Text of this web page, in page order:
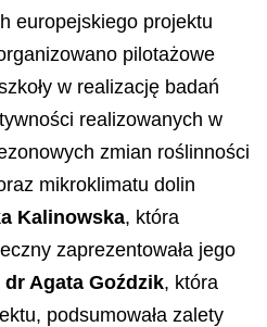
europejskiego projektu
pilotażowe
w realizację badań
realizowanych w
zmian roślinności
mikroklimatu dolin
Kalinowska, która
zaprezentowała jego
dr Agata Goździk, która
podsumowała zalety